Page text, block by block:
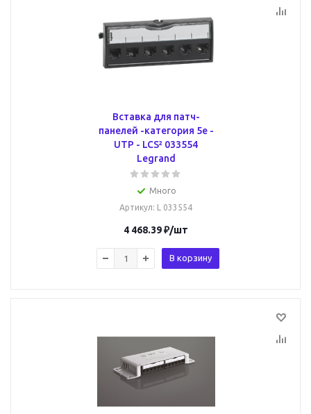
Вставка для патч-
панелей -категория 5е -
UTP - LCS² 033554
Legrand
Много
Артикул: L 033554
4 468.39₽/шт
В корзину